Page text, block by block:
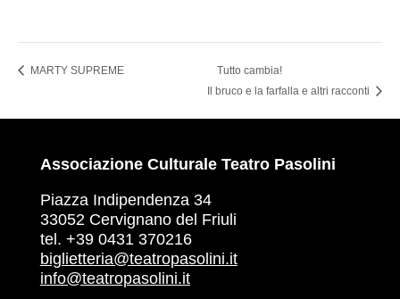
MARTY SUPREME
Tutto cambia!
Il bruco e la farfalla e altri racconti
Associazione Culturale Teatro Pasolini
Piazza Indipendenza 34
33052 Cervignano del Friuli
tel. +39 0431 370216
biglietteria@teatropasolini.it
info@teatropasolini.it